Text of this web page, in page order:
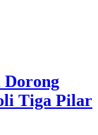
Tiga Pilar